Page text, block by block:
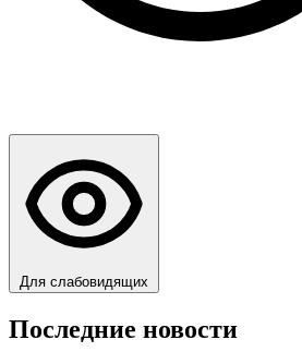
Для слабовидящих
Последние новости